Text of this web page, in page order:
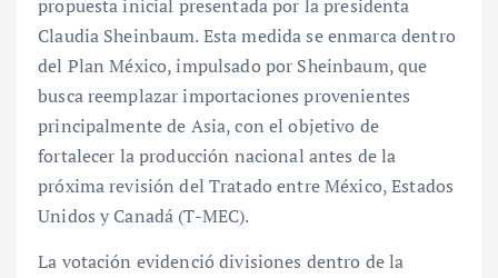
propuesta inicial presentada por la presidenta
Claudia Sheinbaum. Esta medida se enmarca dentro
del Plan México, impulsado por Sheinbaum, que
busca reemplazar importaciones provenientes
principalmente de Asia, con el objetivo de
fortalecer la producción nacional antes de la
próxima revisión del Tratado entre México, Estados
Unidos y Canadá (T-MEC).
La votación evidenció divisiones dentro de la